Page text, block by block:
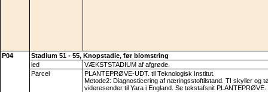
P04
Stadium 51 - 55, Knopstadie, før blomstring
led
VÆKSTSTADIUM af afgrøde.
Parcel
PLANTEPRØVE-UDT. til Teknologisk Institut.
Metode2: Diagnosticering af næringsstoftilstand. TI skyller og
videresender til Yara i England. Se tekstafsnit PLANTEPRØVE.